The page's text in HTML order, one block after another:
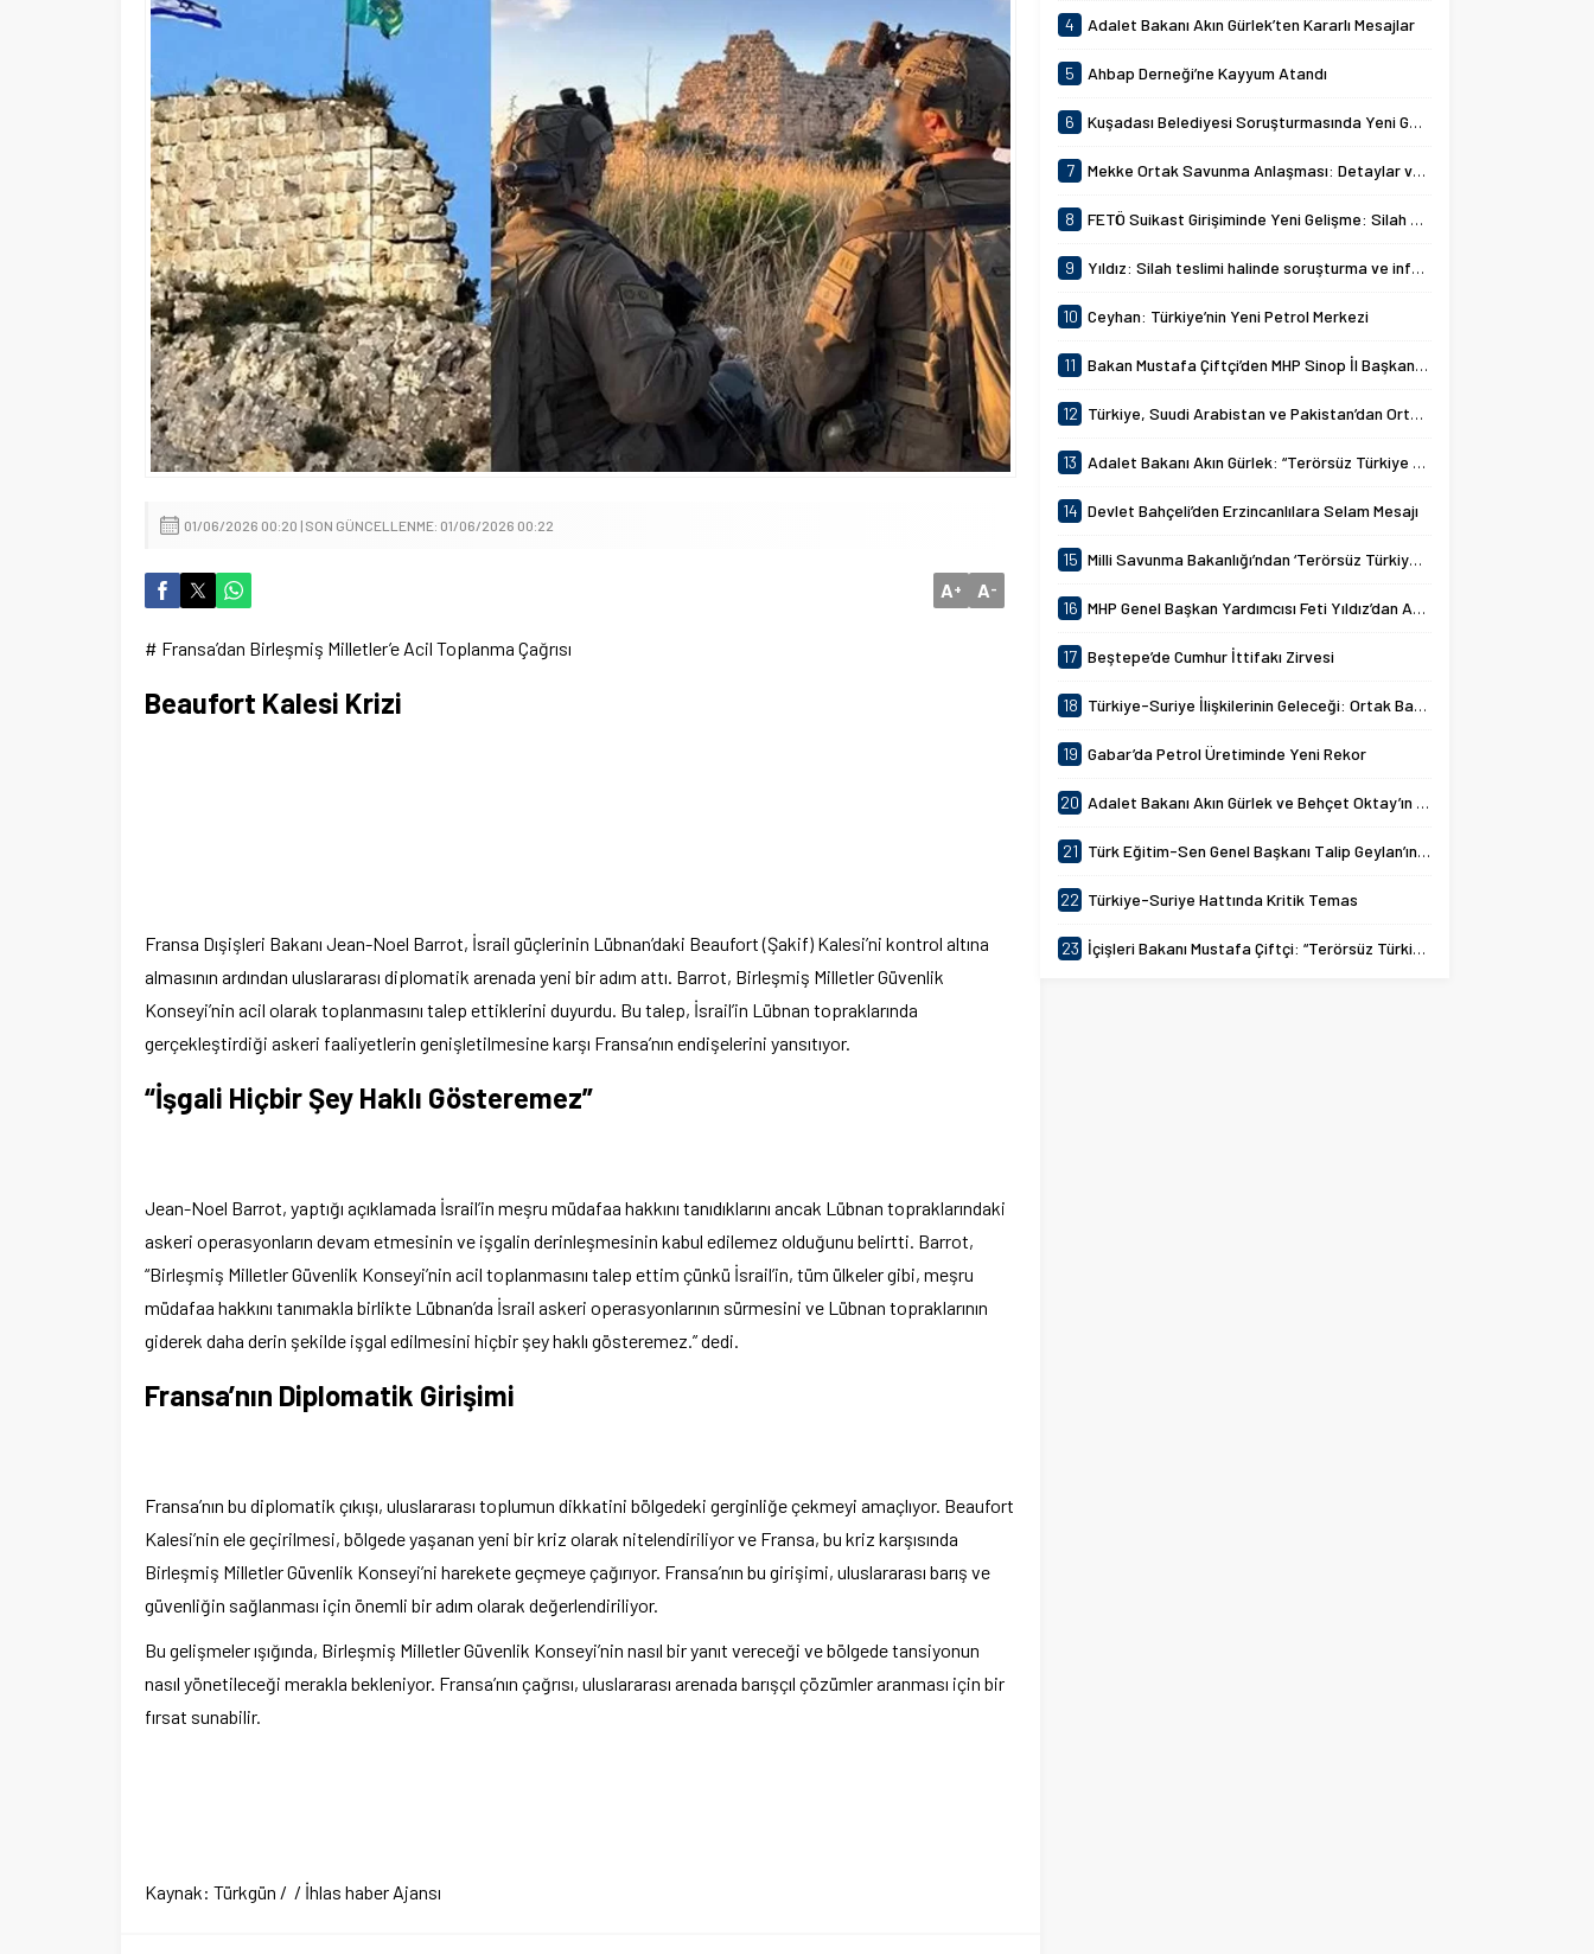
Cumhurbaşkanı Erdoğan’dan Mekke Savunma Anlaşması Açıklaması
01/06/2026 00:20 | SON GÜNCELLENME: 01/06/2026 00:22
A+ A-
# Fransa’dan Birleşmiş Milletler’e Acil Toplanma Çağrısı
Beaufort Kalesi Krizi
Fransa Dışişleri Bakanı Jean-Noel Barrot, İsrail güçlerinin Lübnan’daki Beaufort (Şakif) Kalesi’ni kontrol altına
almasının ardından uluslararası diplomatik arenada yeni bir adım attı. Barrot, Birleşmiş Milletler Güvenlik
Konseyi’nin acil olarak toplanmasını talep ettiklerini duyurdu. Bu talep, İsrail’in Lübnan topraklarında
gerçekleştirdiği askeri faaliyetlerin genişletilmesine karşı Fransa’nın endişelerini yansıtıyor.
“İşgali Hiçbir Şey Haklı Gösteremez”
Jean-Noel Barrot, yaptığı açıklamada İsrail’in meşru müdafaa hakkını tanıdıklarını ancak Lübnan topraklarındaki
askeri operasyonların devam etmesinin ve işgalin derinleşmesinin kabul edilemez olduğunu belirtti. Barrot,
“Birleşmiş Milletler Güvenlik Konseyi’nin acil toplanmasını talep ettim çünkü İsrail’in, tüm ülkeler gibi, meşru
müdafaa hakkını tanımakla birlikte Lübnan’da İsrail askeri operasyonlarının sürmesini ve Lübnan topraklarının
giderek daha derin şekilde işgal edilmesini hiçbir şey haklı gösteremez.” dedi.
Fransa’nın Diplomatik Girişimi
Fransa’nın bu diplomatik çıkışı, uluslararası toplumun dikkatini bölgedeki gerginliğe çekmeyi amaçlıyor. Beaufort
Kalesi’nin ele geçirilmesi, bölgede yaşanan yeni bir kriz olarak nitelendiriliyor ve Fransa, bu kriz karşısında
Birleşmiş Milletler Güvenlik Konseyi’ni harekete geçmeye çağırıyor. Fransa’nın bu girişimi, uluslararası barış ve
güvenliğin sağlanması için önemli bir adım olarak değerlendiriliyor.
Bu gelişmeler ışığında, Birleşmiş Milletler Güvenlik Konseyi’nin nasıl bir yanıt vereceği ve bölgede tansiyonun
nasıl yönetileceği merakla bekleniyor. Fransa’nın çağrısı, uluslararası arenada barışçıl çözümler aranması için bir
fırsat sunabilir.
Kaynak: Türkgün / / İhlas haber Ajansı
4 Adalet Bakanı Akın Gürlek’ten Kararlı Mesajlar
5 Ahbap Derneği’ne Kayyum Atandı
6 Kuşadası Belediyesi Soruşturmasında Yeni Gelişmeler
7 Mekke Ortak Savunma Anlaşması: Detaylar ve Amaçlar
8 FETÖ Suikast Girişiminde Yeni Gelişme: Silah Aramaları Başlatıldı
9 Yıldız: Silah teslimi halinde soruşturma ve infazlar ertelenecek
10 Ceyhan: Türkiye’nin Yeni Petrol Merkezi
11 Bakan Mustafa Çiftçi’den MHP Sinop İl Başkanlığına Ziyaret
12 Türkiye, Suudi Arabistan ve Pakistan’dan Ortak Savunma Anlaşması
13 Adalet Bakanı Akın Gürlek: “Terörsüz Türkiye 86 Milyonun Ortak Hedefidir”
14 Devlet Bahçeli’den Erzincanlılara Selam Mesajı
15 Milli Savunma Bakanlığı’ndan ‘Terörsüz Türkiye’ Mesajı
16 MHP Genel Başkan Yardımcısı Feti Yıldız’dan Açıklama
17 Beştepe’de Cumhur İttifakı Zirvesi
18 Türkiye-Suriye İlişkilerinin Geleceği: Ortak Basın Toplantısı
19 Gabar’da Petrol Üretiminde Yeni Rekor
20 Adalet Bakanı Akın Gürlek ve Behçet Oktay’ın Ailesi Görüşmesi
21 Türk Eğitim-Sen Genel Başkanı Talip Geylan’ın Açıklamaları
22 Türkiye-Suriye Hattında Kritik Temas
23 İçişleri Bakanı Mustafa Çiftçi: “Terörsüz Türkiye Devletimizin Sarsılmaz İradesidir”